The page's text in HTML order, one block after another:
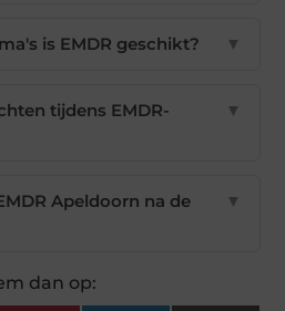
is EMDR geschikt? ▼
tijdens EMDR-
▼
Apeldoorn na de
▼
dan op: